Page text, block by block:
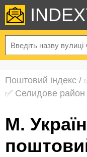
Поштовий індекс /
✅ Селидове район
м. Українськ знайти